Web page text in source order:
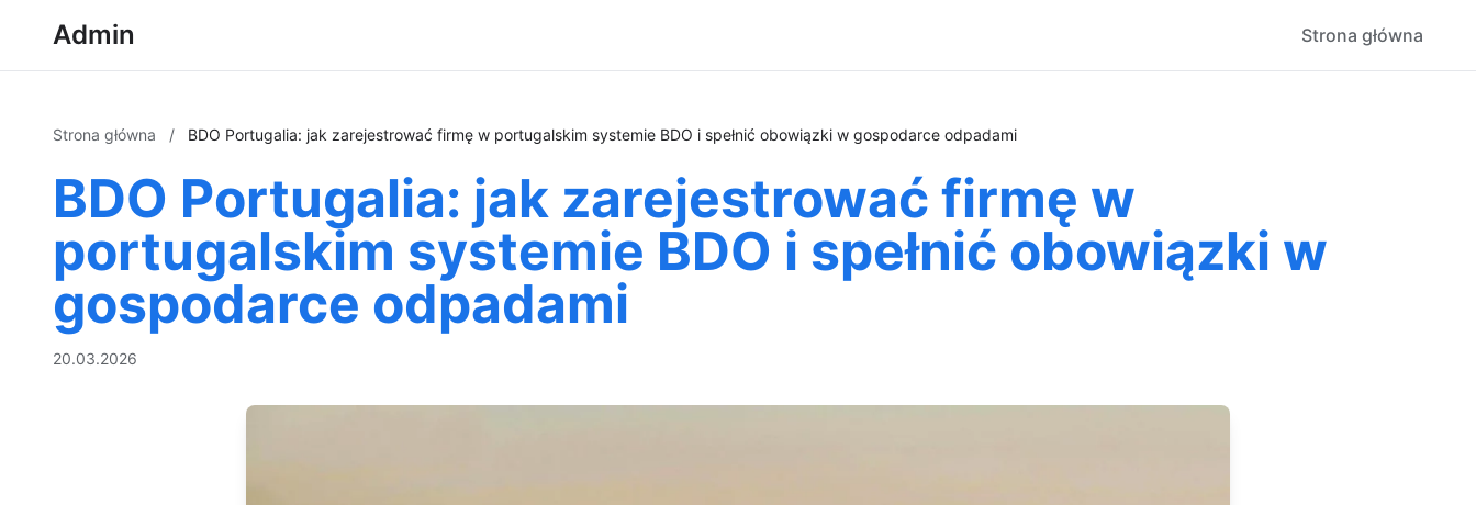
Admin Strona główna
Strona główna / BDO Portugalia: jak zarejestrować firmę w portugalskim systemie BDO i spełnić obowiązki w gospodarce odpadami
BDO Portugalia: jak zarejestrować firmę w
portugalskim systemie BDO i spełnić obowiązki w
gospodarce odpadami
20.03.2026